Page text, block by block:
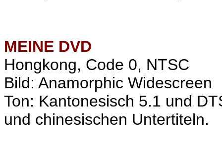
MEINE DVD
Hongkong, Code 0, NTSC
Bild: Anamorphic Widescreen
Ton: Kantonesisch 5.1 und
und chinesischen Untertiteln.